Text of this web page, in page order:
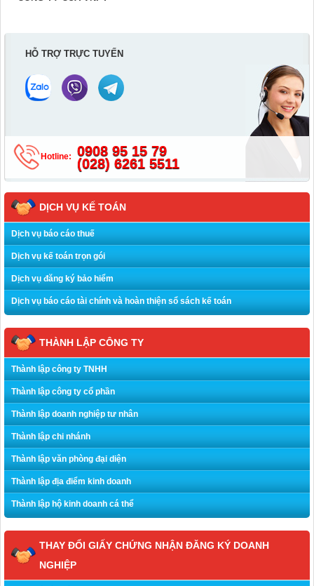
HỖ TRỢ TRỰC TUYẾN
Hotline:
0908 95 15 79
(028) 6261 5511
DỊCH VỤ KẾ TOÁN
Dịch vụ báo cáo thuế
Dịch vụ kế toán trọn gói
Dịch vụ đăng ký bảo hiểm
Dịch vụ báo cáo tài chính và hoàn thiện sổ sách kế toán
THÀNH LẬP CÔNG TY
Thành lập công ty TNHH
Thành lập công ty cổ phần
Thành lập doanh nghiệp tư nhân
Thành lập chi nhánh
Thành lập văn phòng đại diện
Thành lập địa điểm kinh doanh
Thành lập hộ kinh doanh cá thể
THAY ĐỔI GIẤY CHỨNG NHẬN ĐĂNG KÝ DOANH
NGHIỆP